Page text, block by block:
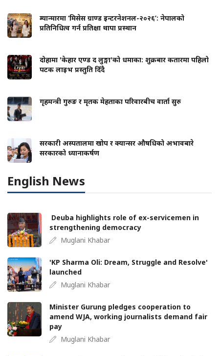
म्यान्मारमा ‘मिसेस ग्राण्ड इन्टरनेशनल-२०२६’: नेपालको
प्रतिनिधित्व गर्न प्रतिक्षा थापा प्रस्थान
दोहामा 'केहार एण्ड द लुङ्गा'को धमाका: शुक्रबार कतारमा पहिलो
पटक लाइभ प्रस्तुति दिँदै
गृहमन्त्री गुरुङ र मृतक मेहताका परिवारबीच वार्ता सुरु
सरकारी अस्पतालमा खोप र क्यान्सर औषधिको अभावबारे
सरकारको ध्यानाकर्षण
English News
Deuba highlights role of ex-servicemen in
strengthening democracy
Muglani Khabar
'KP Sharma Oli: Dream, Struggle and Resolve'
launched
Muglani Khabar
Minister Gurung pledges cooperation to
amend WJA, working journalists demand fair
pay
Muglani Khabar